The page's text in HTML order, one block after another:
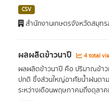
CSV
สำนักงานเกษตรจังหวัดสมุท
ผลผลิตข้าวนาปี 4 total
ผลผลิตข้าวนาปี คือ ปริมาณข้าว
ปกติ ซึ่งส่วนใหญ่อาศัยน้ำฝนตาม
ระหว่างเดือนพฤษภาคมถึงตุลา